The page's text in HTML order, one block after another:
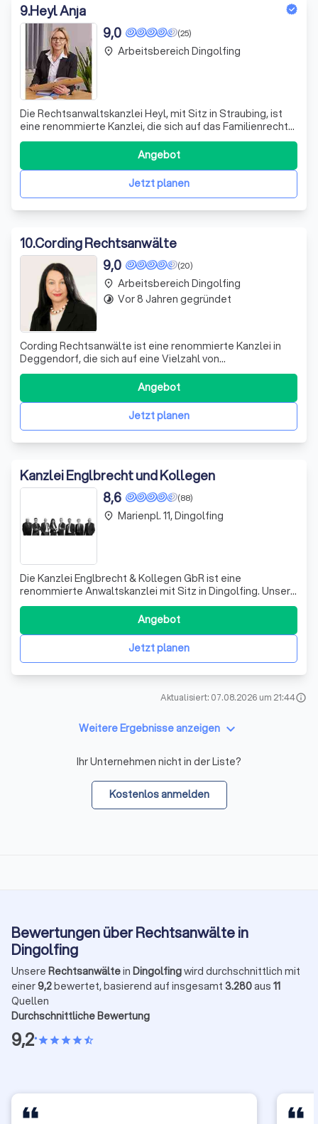
9.Heyl Anja
(25)
9,0
Die Rechtsanwaltskanzlei Heyl, mit Sitz in Straubing, ist
eine renommierte Kanzlei, die sich auf das Familienrecht
spezialisiert hat. Unter der Leitung von Rechtsanwältin
Anja Heyl, die seit über 25 Jahren im Dienste ihrer
Mandanten steht, bietet die Kanzlei eine individuelle
Beratung und ständige BJetzt planen
Angebot
place Arbeitsbereich Dingolfing
10.Cording Rechtsanwälte
(20)
9,0
Cording Rechtsanwälte ist eine renommierte Kanzlei in
Deggendorf, die sich auf eine Vielzahl von
Rechtsgebieten spezialisiert hat. Unsere Expertise
umfasst Arbeitsrecht, Bau- und Architektenrecht, Bank-
und Kapitalmarktrecht, Erbrecht, Familienrecht,
Gesellschaftsrecht und Handelsrecht, Mietrecht, V
Jetzt planen
Angebot
place Arbeitsbereich Dingolfing
timelapse Vor 8 Jahren gegründet
Kanzlei Englbrecht und Kollegen
(88)
8,6
Die Kanzlei Englbrecht & Kollegen GbR ist eine
renommierte Anwaltskanzlei mit Sitz in Dingolfing. Unser
Team besteht aus erfahrenen Rechtsanwälten wie
Günter Frammelsberger, Günther Stuber, Oliver Gerstl,
Ludwig Marsch, Julia Englbrecht und Peter Kempe. Wir
sind stolz darauf, unseren Mandanten eine
Jetzt planen
Angebot
place Marienpl. 11, Dingolfing
Aktualisiert: 07.08.2026 um 21:44info
Weitere Ergebnisse anzeigen keyboard_arrow_down
Ihr Unternehmen nicht in der Liste?
Kostenlos anmelden
Bewertungen über Rechtsanwälte in
Dingolfing
Unsere Rechtsanwältein Dingolfingwird durchschnittlich mit
einer9,2bewertet, basierend auf insgesamt 3.280aus 11
Quellen
Durchschnittliche Bewertung
9,2•starstarstarstarstar_half